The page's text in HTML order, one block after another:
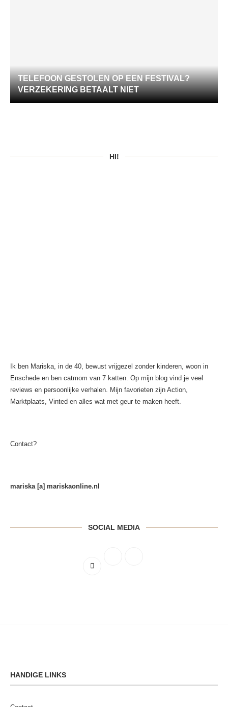
TELEFOON GESTOLEN OP EEN FESTIVAL?
VERZEKERING BETAALT NIET
HI!
Ik ben Mariska, in de 40, bewust vrijgezel zonder kinderen, woon in
Enschede en ben catmom van 7 katten. Op mijn blog vind je veel
reviews en persoonlijke verhalen. Mijn favorieten zijn Action,
Marktplaats, Vinted en alles wat met geur te maken heeft.
Contact?
mariska [a] mariskaonline.nl
SOCIAL MEDIA
HANDIGE LINKS